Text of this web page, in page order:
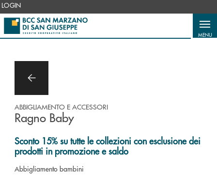
Salta al contenuto principale
LOGIN
MENU
ABBIGLIAMENTO E ACCESSORI
Ragno Baby
Sconto 15% su tutte le collezioni con esclusione dei
prodotti in promozione e saldo
Abbigliamento bambini